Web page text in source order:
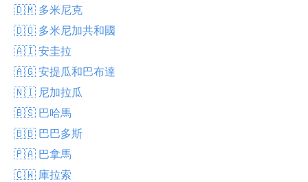
🇩🇲 多米尼克
🇩🇴 多米尼加共和國
🇦🇮 安圭拉
🇦🇬 安提瓜和巴布達
🇳🇮 尼加拉瓜
🇧🇸 巴哈馬
🇧🇧 巴巴多斯
🇵🇦 巴拿馬
🇨🇼 庫拉索